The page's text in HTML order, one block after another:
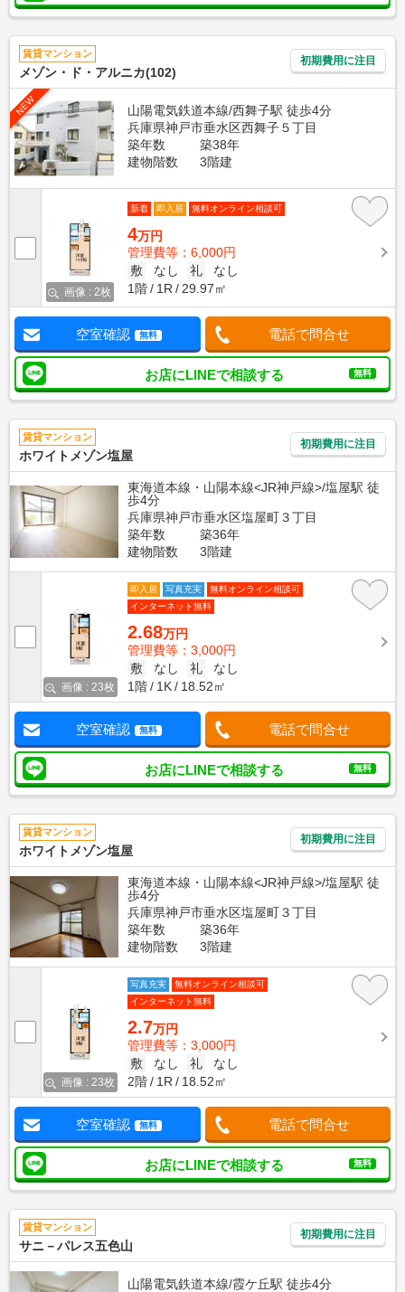
賃貸マンション
メゾン・ド・アルニカ(102)
初期費用に注目
NEW
山陽電気鉄道本線/西舞子駅 徒歩4分
兵庫県神戸市垂水区西舞子５丁目
築年数
築38年
建物階数
3階建
画像 : 2枚
新着 即入居 無料オンライン相談可
4万円
管理費等：6,000円
敷
なし 礼
なし
1階
1R 29.97㎡
空室確認 無料 電話で問合せ
お店にLINEで相談する 無料
賃貸マンション
ホワイトメゾン塩屋
初期費用に注目
東海道本線・山陽本線<JR神戸線>/塩屋駅 徒
歩4分
兵庫県神戸市垂水区塩屋町３丁目
築年数
築36年
建物階数
3階建
画像 : 23枚
即入居 写真充実
無料オンライン相談可
インターネット無料
2.68万円
管理費等：3,000円
敷
なし 礼
なし
1階
1K 18.52㎡
空室確認 無料 電話で問合せ
お店にLINEで相談する 無料
賃貸マンション
ホワイトメゾン塩屋
初期費用に注目
東海道本線・山陽本線<JR神戸線>/塩屋駅 徒
歩4分
兵庫県神戸市垂水区塩屋町３丁目
築年数
築36年
建物階数
3階建
画像 : 23枚
写真充実
無料オンライン相談可
インターネット無料
2.7万円
管理費等：3,000円
敷
なし 礼
なし
2階
1R 18.52㎡
空室確認 無料 電話で問合せ
お店にLINEで相談する 無料
賃貸マンション
サニ－パレス五色山
初期費用に注目
山陽電気鉄道本線/霞ケ丘駅 徒歩4分